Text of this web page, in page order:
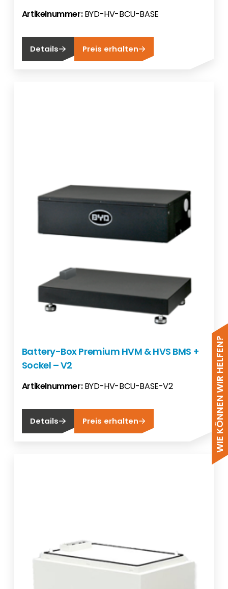
WIE KÖNNEN WIR HELFEN?
Artikelnummer:BYD-HV-BCU-BASE
Details Preis erhalten
Battery-Box Premium HVM & HVS BMS +
Sockel – V2
Artikelnummer:BYD-HV-BCU-BASE-V2
Details Preis erhalten